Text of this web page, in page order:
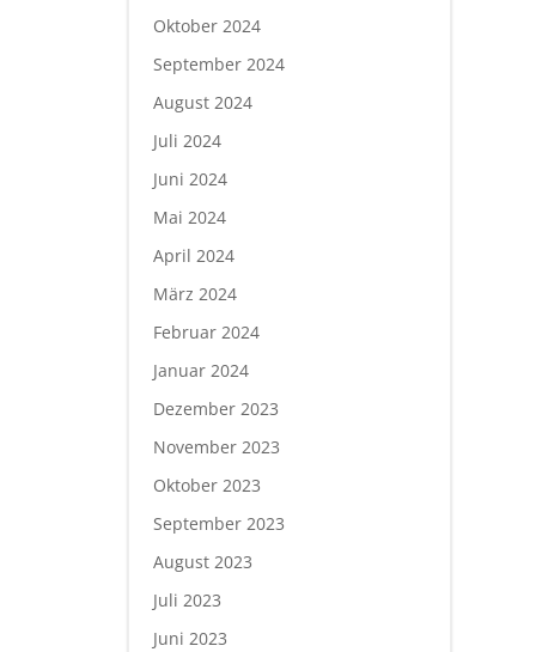
Oktober 2024
September 2024
August 2024
Juli 2024
Juni 2024
Mai 2024
April 2024
März 2024
Februar 2024
Januar 2024
Dezember 2023
November 2023
Oktober 2023
September 2023
August 2023
Juli 2023
Juni 2023